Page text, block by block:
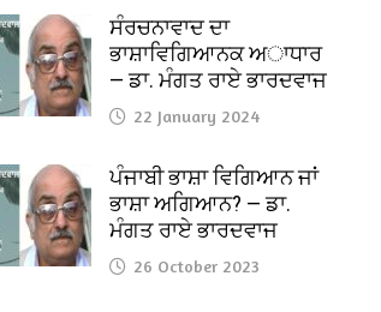
ਸੰਰਚਨਾਵਾਦ ਦਾ
ਭਾਸ਼ਾਵਿਗਿਆਨਕ ਅਾਧਾਰ
— ਡਾ. ਮੰਗਤ ਰਾਏ ਭਾਰਦਵਾਜ
22 January 2024
ਪੰਜਾਬੀ ਭਾਸ਼ਾ ਵਿਗਿਆਨ ਜਾਂ
ਭਾਸ਼ਾ ਅਗਿਆਨ? — ਡਾ.
ਮੰਗਤ ਰਾਏ ਭਾਰਦਵਾਜ
26 October 2023